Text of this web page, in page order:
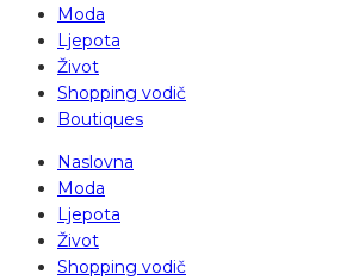
Moda
Ljepota
Život
Shopping vodič
Boutiques
Naslovna
Moda
Ljepota
Život
Shopping vodič